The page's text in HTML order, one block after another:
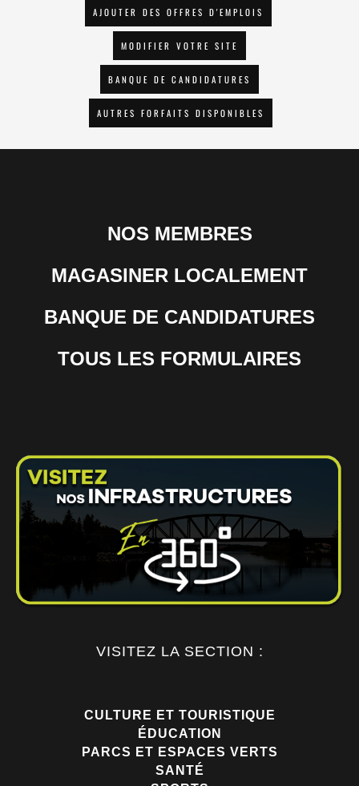
AJOUTER DES OFFRES D'EMPLOIS
MODIFIER VOTRE SITE
BANQUE DE CANDIDATURES
AUTRES FORFAITS DISPONIBLES
NOS MEMBRES
MAGASINER LOCALEMENT
BANQUE DE CANDIDATURES
TOUS LES FORMULAIRES
VISITEZ LA SECTION :
CULTURE ET TOURISTIQUE
ÉDUCATION
PARCS ET ESPACES VERTS
SANTÉ